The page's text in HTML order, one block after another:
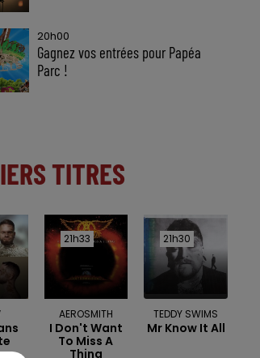
20h00
Gagnez vos entrées pour Papéa
Parc !
TITRES
21h33
21h33
AEROSMITH
I Don't Want
To Miss A
Thing
21h30
21h30
TEDDY SWIMS
Mr Know It All